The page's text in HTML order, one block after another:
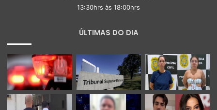
13:30hrs às 18:00hrs
ÚLTIMAS DO DIA